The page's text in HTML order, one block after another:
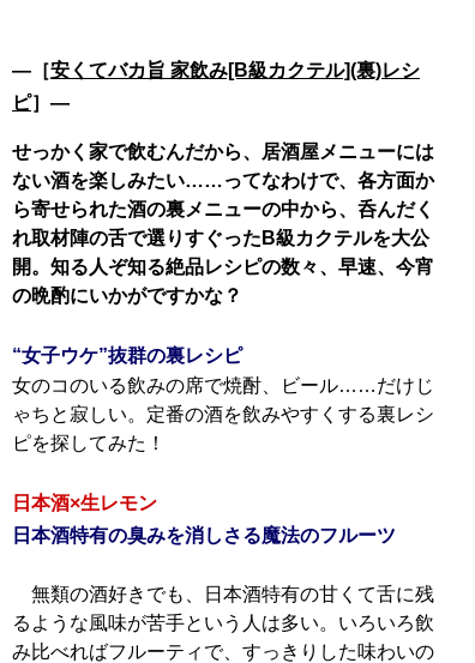
―［安くてバカ旨 家飲み[B級カクテル](裏)レシ
ピ］―
せっかく家で飲むんだから、居酒屋メニューには
ない酒を楽しみたい……ってなわけで、各方面か
ら寄せられた酒の裏メニューの中から、呑んだく
れ取材陣の舌で選りすぐったB級カクテルを大公
開。知る人ぞ知る絶品レシピの数々、早速、今宵
の晩酌にいかがですかな？
“女子ウケ”抜群の裏レシピ
女のコのいる飲みの席で焼酎、ビール……だけじ
ゃちと寂しい。定番の酒を飲みやすくする裏レシ
ピを探してみた！
日本酒×生レモン
日本酒特有の臭みを消しさる魔法のフルーツ
無類の酒好きでも、日本酒特有の甘くて舌に残
るような風味が苦手という人は多い。いろいろ飲
み比べればフルーティで、すっきりした味わいの